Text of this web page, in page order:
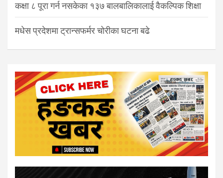
कक्षा ८ पूरा गर्न नसकेका १३७ बालबालिकालाई वैकल्पिक शिक्षा
मधेस प्रदेशमा ट्रान्सफर्मर चोरीका घटना बढे